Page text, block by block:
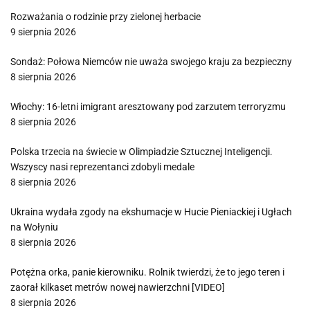
Rozważania o rodzinie przy zielonej herbacie
9 sierpnia 2026
Sondaż: Połowa Niemców nie uważa swojego kraju za bezpieczny
8 sierpnia 2026
Włochy: 16-letni imigrant aresztowany pod zarzutem terroryzmu
8 sierpnia 2026
Polska trzecia na świecie w Olimpiadzie Sztucznej Inteligencji.
Wszyscy nasi reprezentanci zdobyli medale
8 sierpnia 2026
Ukraina wydała zgody na ekshumacje w Hucie Pieniackiej i Ugłach
na Wołyniu
8 sierpnia 2026
Potężna orka, panie kierowniku. Rolnik twierdzi, że to jego teren i
zaorał kilkaset metrów nowej nawierzchni [VIDEO]
8 sierpnia 2026